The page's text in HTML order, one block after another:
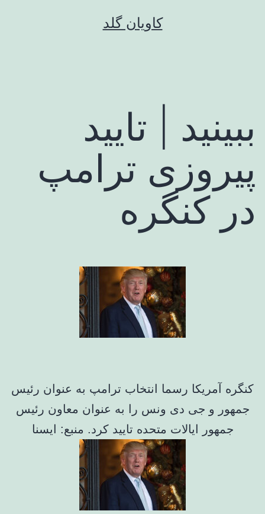
کاویان گلد
ببینید | تایید
پیروزی ترامپ
در کنگره
کنگره آمریکا رسما انتخاب ترامپ به عنوان رئیس
جمهور و جی دی ونس را به عنوان معاون رئیس
جمهور ایالات متحده تایید کرد. منبع: ایسنا